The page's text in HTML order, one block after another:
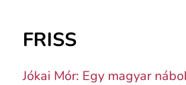
FRISS
Jókai Mór: Egy magyar